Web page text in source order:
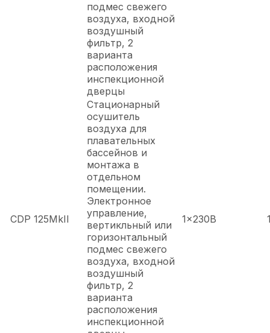
подмес свежего
воздуха, входной
воздушный
фильтр, 2
варианта
расположения
инспекционной
дверцы
CDP 125MkII
Стационарный
осушитель
воздуха для
плавательных
бассейнов и
монтажа в
отдельном
помещении.
Электронное
управление,
вертикльный или
горизонтальный
подмес свежего
воздуха, входной
воздушный
фильтр, 2
варианта
расположения
инспекционной
1x230В